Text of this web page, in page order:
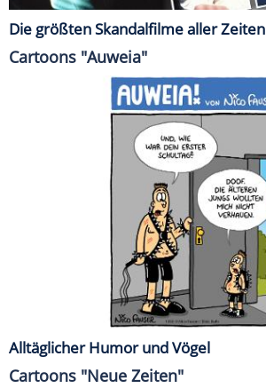
Die größten Skandalfilme aller Zeiten
Cartoons "Auweia"
Alltäglicher Humor und Vögel
Cartoons "Neue Zeiten"